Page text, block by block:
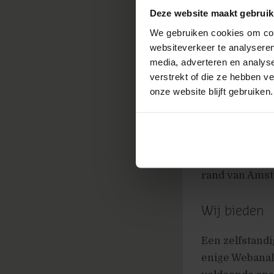
Deze website maakt
We gebruiken cookies om
websiteverkeer te
media, adverteren en
verstrekt of die ze hebben
onze website blijft gebruiken.
Top 100
uitgeroepen
Performics
team
merken als
rand van
Wij bieden
Een
enige